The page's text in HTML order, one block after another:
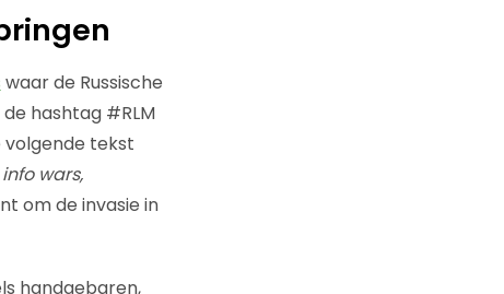
waar de Russische
hashtag #RLM
volgende tekst
wars,
om de invasie in
handgebaren,